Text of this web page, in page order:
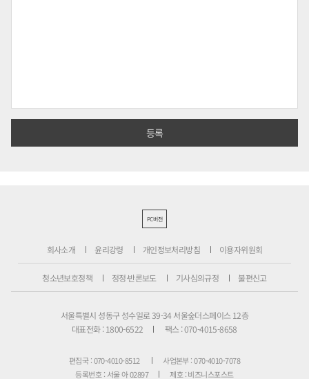
PC버전
회사소개 윤리강령 개인정보처리방침 이용자위원회
청소년보호정책 정정·반론보도 기사심의규정 불편신고
서울특별시 성동구 성수일로 39-34 서울숲더스페이스 12층
대표전화 : 1800-6522
팩스 : 070-4015-8658
편집국 : 070-4010-8512
사업본부 : 070-4010-7078
등록번호 : 서울 아 02897
제호 : 비즈니스포스트